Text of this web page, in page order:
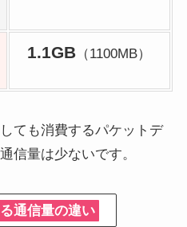
1.1GB （1100MB）
ても消費するパケットデ
信量は少ないです。
通信量の違い